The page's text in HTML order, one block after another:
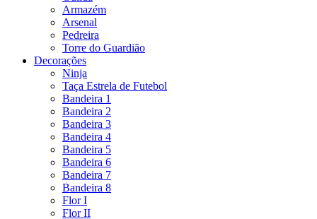
Armazém
Arsenal
Pedreira
Torre do Guardião
Decorações
Ninja
Taça Estrela de Futebol
Bandeira 1
Bandeira 2
Bandeira 3
Bandeira 4
Bandeira 5
Bandeira 6
Bandeira 7
Bandeira 8
Flor I
Flor II